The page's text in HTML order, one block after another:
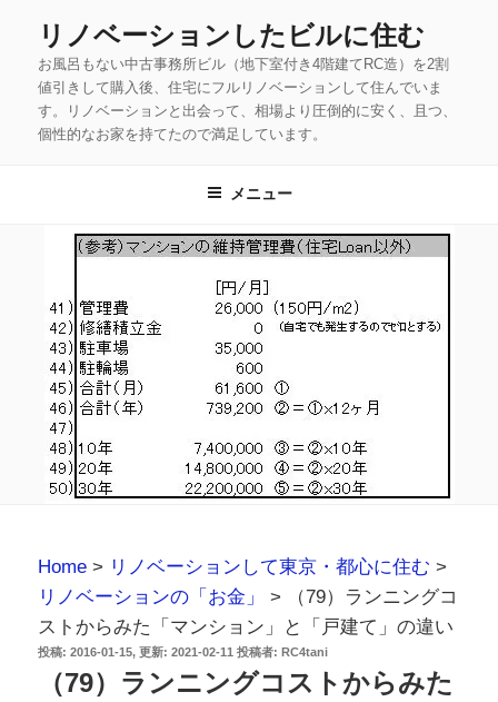
リノベーションしたビルに住む
お風呂もない中古事務所ビル（地下室付き4階建てRC造）を2割
値引きして購入後、住宅にフルリノベーションして住んでいま
す。リノベーションと出会って、相場より圧倒的に安く、且つ、
個性的なお家を持てたので満足しています。
メニュー
Home> リノベーションして東京・都心に住む >
リノベーションの「お金」
>
（79）ランニングコ
ストからみた「マンション」と「戸建て」の違い
投
2016-01-15 2021-02-11 投稿者: RC4tani
（79）ランニングコストからみた